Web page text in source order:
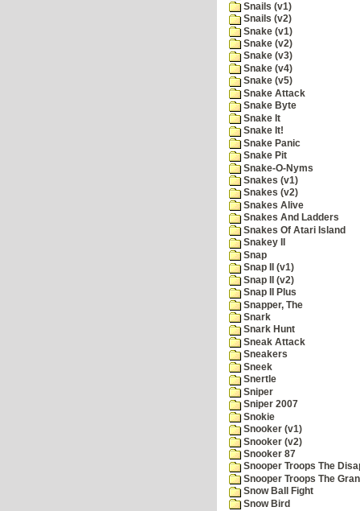
Snails (v1)
Snails (v2)
Snake (v1)
Snake (v2)
Snake (v3)
Snake (v4)
Snake (v5)
Snake Attack
Snake Byte
Snake It
Snake It!
Snake Panic
Snake Pit
Snake-O-Nyms
Snakes (v1)
Snakes (v2)
Snakes Alive
Snakes And Ladders
Snakes Of Atari Island
Snakey II
Snap
Snap II (v1)
Snap II (v2)
Snap II Plus
Snapper, The
Snark
Snark Hunt
Sneak Attack
Sneakers
Sneek
Snertle
Sniper
Sniper 2007
Snokie
Snooker (v1)
Snooker (v2)
Snooker 87
Snooper Troops The
Snooper Troops The
Snow Ball Fight
Snow Bird